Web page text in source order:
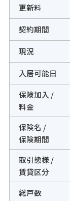
更新料
契約期間
現況
入居可能日
保険加入 /
料金
保険名 /
保険期間
取引態様 /
賃貸区分
総戸数